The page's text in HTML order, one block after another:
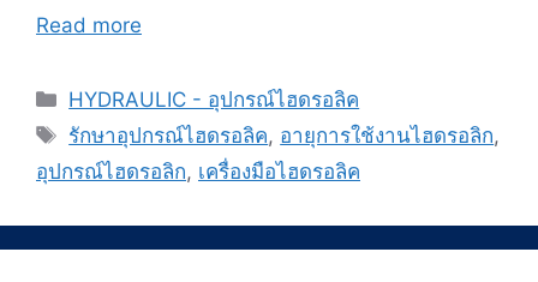
Read more
Categories
HYDRAULIC - อุปกรณ์ไฮดรอลิค
Tags
รักษาอุปกรณ์ไฮดรอลิค, อายุการใช้งานไฮดรอลิก,
อุปกรณ์ไฮดรอลิก, เครื่องมือไฮดรอลิค